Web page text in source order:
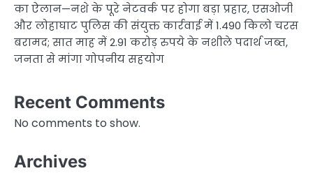
का ऐलान—नशे के पूरे नेटवर्क पर होगा बड़ा प्रहार, एसओजी
और लोहाघाट पुलिस की संयुक्त कार्रवाई में 1.490 किलो चरस
बरामद; सात माह में 2.91 करोड़ रुपये के नशीले पदार्थ जब्त,
जनता से मांगा गोपनीय सहयोग
Recent Comments
No comments to show.
Archives